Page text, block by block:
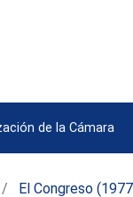
de la Cámara
El Congreso